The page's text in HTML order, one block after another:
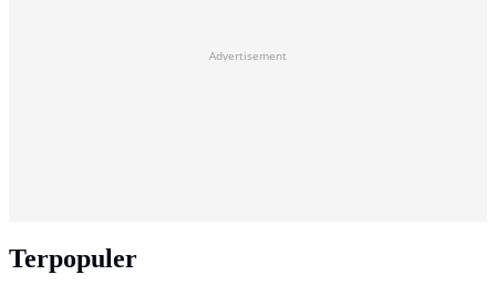
Advertisement
Terpopuler